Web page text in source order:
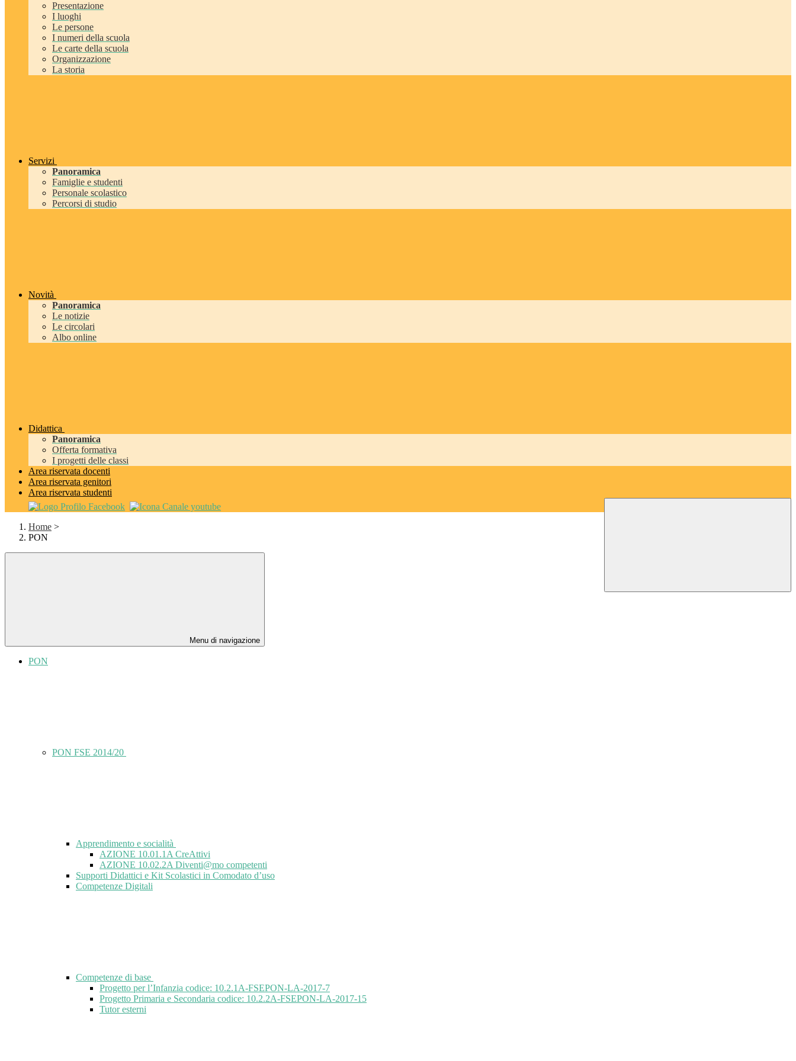
Presentazione
I luoghi
Le persone
I numeri della scuola
Le carte della scuola
Organizzazione
La storia
Servizi
Panoramica
Famiglie e studenti
Personale scolastico
Percorsi di studio
Novità
Panoramica
Le notizie
Le circolari
Albo online
Didattica
Panoramica
Offerta formativa
I progetti delle classi
Area riservata docenti
Area riservata genitori
Area riservata studenti
Home >
PON
Menu di navigazione
PON
PON FSE 2014/20
Apprendimento e socialità
AZIONE 10.01.1A CreAttivi
AZIONE 10.02.2A Diventi@mo competenti
Supporti Didattici e Kit Scolastici in Comodato d’uso
Competenze Digitali
Competenze di base
Progetto per l’Infanzia codice: 10.2.1A-FSEPON-LA-2017-7
Progetto Primaria e Secondaria codice: 10.2.2A-FSEPON-LA-2017-15
Tutor esterni